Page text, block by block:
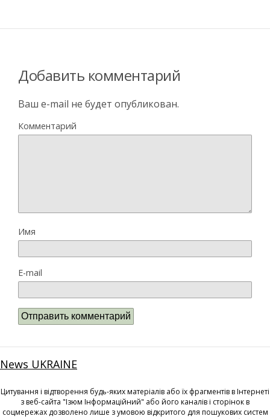
Добавить комментарий
Ваш e-mail не будет опубликован.
Комментарий
Имя
E-mail
News UKRAINE
Цитування і відтворення будь-яких матеріалів або їх фрагментів в Інтернеті
з веб-сайта "Ізюм Інформаційний" або його каналів і сторінок в
соцмережах дозволено лише з умовою відкритого для пошукових систем